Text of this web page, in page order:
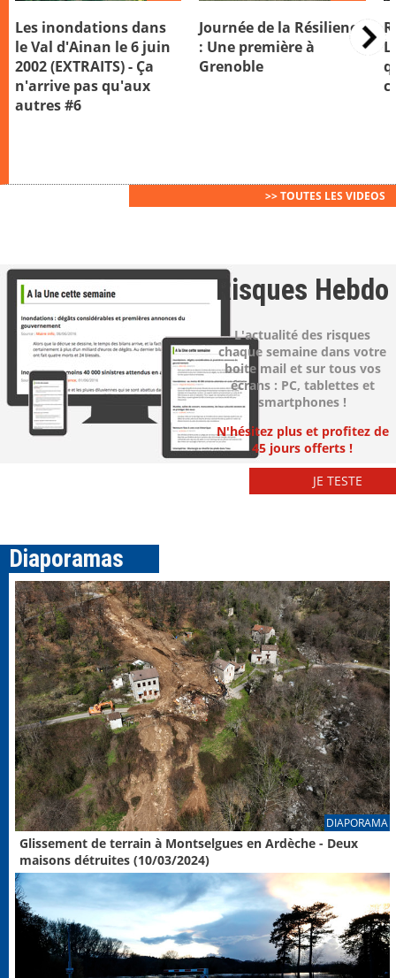
Les inondations dans
le Val d'Ainan le 6 juin
2002 (EXTRAITS) - Ça
n'arrive pas qu'aux
autres #6
Journée de la Résilience
: Une première à
Grenoble
>> TOUTES LES VIDEOS
Risques Hebdo
L'actualité des risques
chaque semaine dans votre
boite mail et sur tous vos
écrans : PC, tablettes et
smartphones !
N'hésitez plus et profitez de
45 jours offerts !
JE TESTE
Diaporamas
DIAPORAMA
Glissement de terrain à Montselgues en Ardèche - Deux
maisons détruites (10/03/2024)